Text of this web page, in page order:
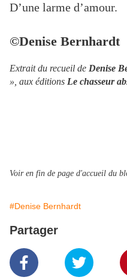
D’une larme d’amour.
©Denise Bernhardt
Extrait du recueil de Denise
», aux éditions Le chasseur
Voir en fin de page d'accueil du
#Denise Bernhardt
Partager